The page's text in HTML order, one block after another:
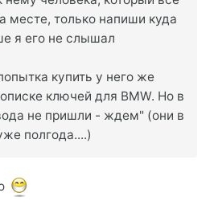
месте, только напиши куда
я его не слышал
купить у него же
ключей для BMW. Но в
не пришли - ждем" (они в
полгода....)